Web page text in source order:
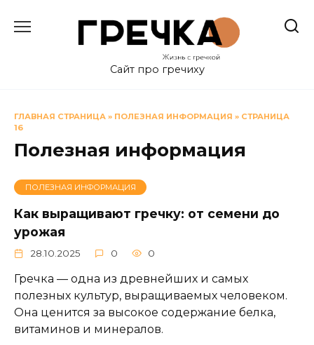
Сайт про гречиху
ГЛАВНАЯ СТРАНИЦА » ПОЛЕЗНАЯ ИНФОРМАЦИЯ » СТРАНИЦА
16
Полезная информация
ПОЛЕЗНАЯ ИНФОРМАЦИЯ
Как выращивают гречку: от семени до
урожая
28.10.2025 0 0
Гречка — одна из древнейших и самых
полезных культур, выращиваемых человеком.
Она ценится за высокое содержание белка,
витаминов и минералов.